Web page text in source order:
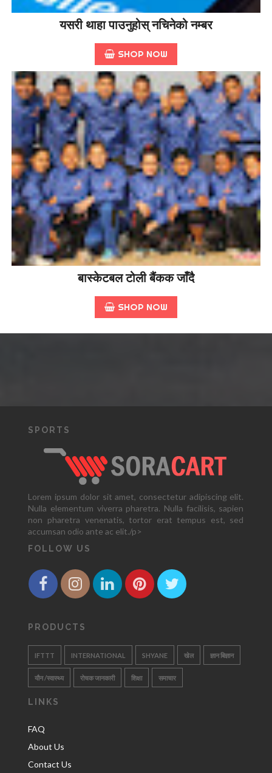
यसरी थाहा पाउनुहोस् नचिनेको नम्बर
SHOP NOW
बास्केटबल टोली बैंकक जाँदै
SHOP NOW
SPORTS
Lorem ipsum dolor sit amet, consectetur adipiscing elit.
Nulla elementum viverra pharetra. Nulla facilisis, sapien
non pharetra venenatis, tortor erat tempus est, sed
accumsan odio ante ac elit./p>
FOLLOW US
PRODUCTS
IFTTT INTERNATIONAL SHYANE खेल ज्ञान बिज्ञान
यौन /स्वास्थ्य रोचक जानकारी शिक्षा समाचार
LINKS
FAQ
About Us
Contact Us